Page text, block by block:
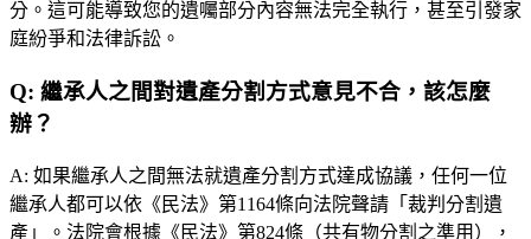
分。這可能導致您的遺囑部分內容無法完全執行，甚至引發家
庭紛爭和法律訴訟。
Q: 繼承人之間對遺產分割方式意見不合，該怎麼
辦？
A: 如果繼承人之間無法就遺產分割方式達成協議，任何一位
繼承人都可以依《民法》第1164條向法院聲請「裁判分割遺
產」。法院會根據《民法》第824條（共有物分割之準用），